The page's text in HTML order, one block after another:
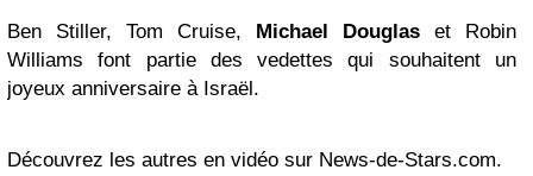
Ben Stiller, Tom Cruise, Michael Douglas et Robin
Williams font partie des vedettes qui souhaitent un
joyeux anniversaire à Israël.
Découvrez les autres en vidéo sur News-de-Stars.com.